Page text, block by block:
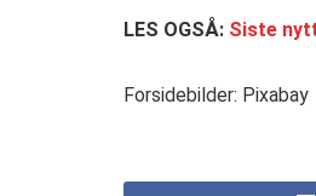
LES OGSÅ: Siste
Forsidebilder: Pixabay